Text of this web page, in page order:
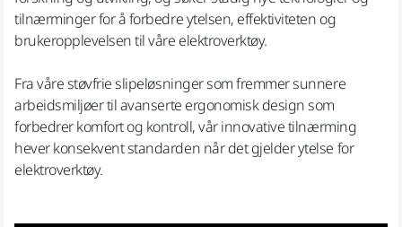
tilnærminger for å forbedre ytelsen, effektiviteten og
brukeropplevelsen til våre elektroverktøy.
Fra våre støvfrie slipeløsninger som fremmer sunnere
arbeidsmiljøer til avanserte ergonomisk design som
forbedrer komfort og kontroll, vår innovative tilnærming
hever konsekvent standarden når det gjelder ytelse for
elektroverktøy.